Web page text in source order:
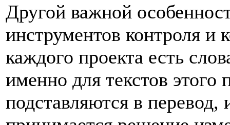
Другой важной
инструментов контроля и
каждого проекта есть
именно для текстов этого
подставляются в перевод,